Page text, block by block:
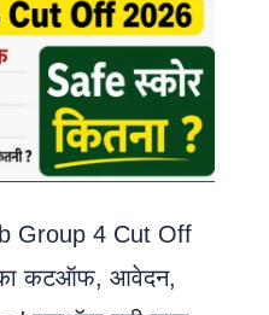
Group 4 Cut Off
का कटऑफ, आवेदन,